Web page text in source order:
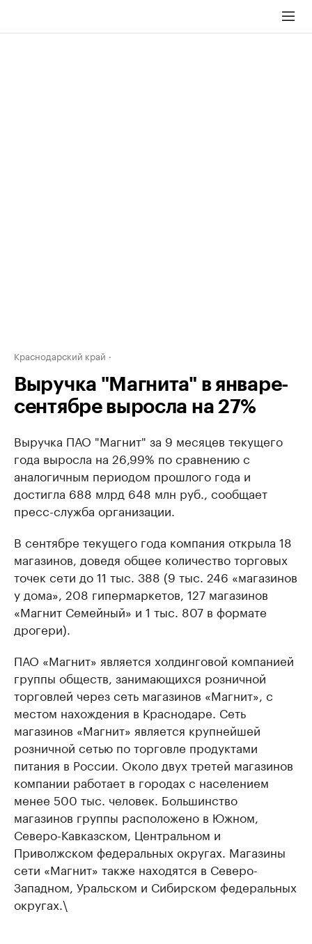
Краснодарский край
Выручка "Магнита" в январе-
сентябре выросла на 27%
Выручка ПАО "Магнит" за 9 месяцев текущего
года выросла на 26,99% по сравнению с
аналогичным периодом прошлого года и
достигла 688 млрд 648 млн руб., сообщает
пресс-служба организации.
В сентябре текущего года компания открыла 18
магазинов, доведя общее количество торговых
точек сети до 11 тыс. 388 (9 тыс. 246 «магазинов
у дома», 208 гипермаркетов, 127 магазинов
«Магнит Семейный» и 1 тыс. 807 в формате
дрогери).
ПАО «Магнит» является холдинговой компанией
группы обществ, занимающихся розничной
торговлей через сеть магазинов «Магнит», с
местом нахождения в Краснодаре. Сеть
магазинов «Магнит» является крупнейшей
розничной сетью по торговле продуктами
питания в России. Около двух третей магазинов
компании работает в городах с населением
менее 500 тыс. человек. Большинство
магазинов группы расположено в Южном,
Северо-Кавказском, Центральном и
Приволжском федеральных округах. Магазины
сети «Магнит» также находятся в Северо-
Западном, Уральском и Сибирском федеральных
округах.\